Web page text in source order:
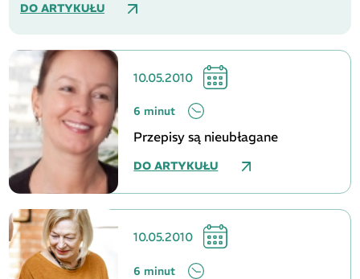
DO ARTYKUŁU
10.05.2010
6 minut
Przepisy są nieubłagane
DO ARTYKUŁU
10.05.2010
6 minut